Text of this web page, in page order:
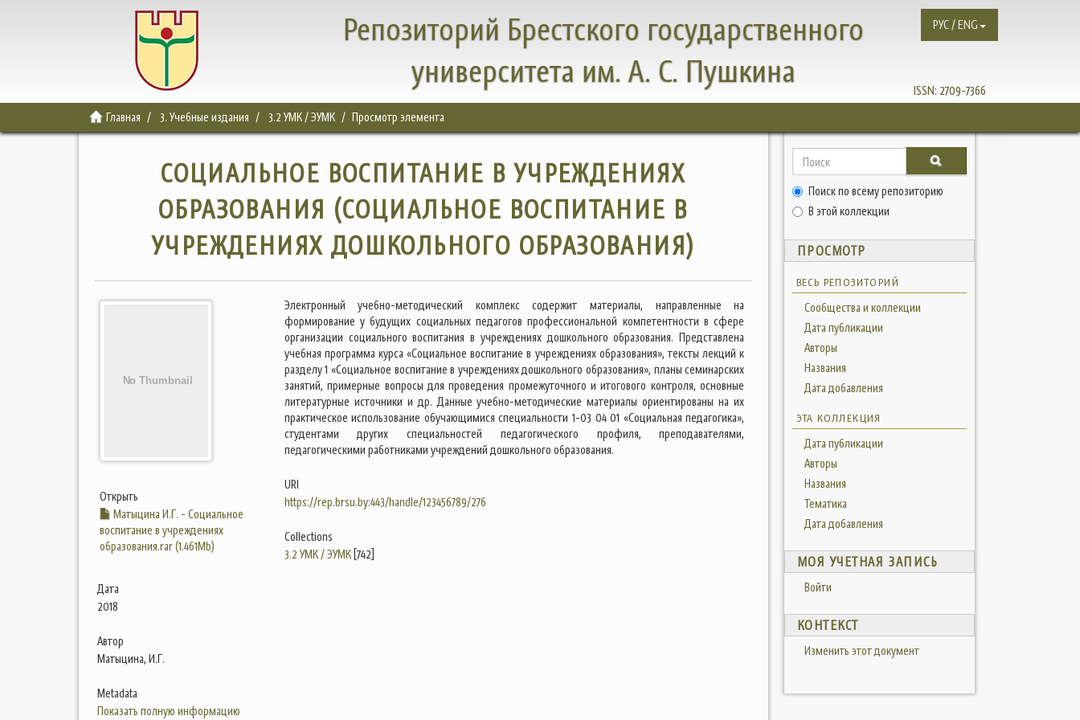
Репозиторий Брестского государственного
университета им. А. С. Пушкина
ISSN: 2709-7366
РУС / ENG
Главная 3. Учебные издания 3.2 УМК / ЭУМК Просмотр элемента
СОЦИАЛЬНОЕ ВОСПИТАНИЕ В УЧРЕЖДЕНИЯХ
ОБРАЗОВАНИЯ (СОЦИАЛЬНОЕ ВОСПИТАНИЕ В
УЧРЕЖДЕНИЯХ ДОШКОЛЬНОГО ОБРАЗОВАНИЯ)
Открыть
Матыцина И.Г. - Социальное
воспитание в учреждениях
образования.rar (1.461Mb)
Дата
2018
Автор
Матыцина, И.Г.
Metadata
Показать полную информацию
Электронный учебно-методический комплекс содержит материалы, направленные на
формирование у будущих социальных педагогов профессиональной компетентности в сфере
организации социального воспитания в учреждениях дошкольного образования. Представлена
учебная программа курса «Социальное воспитание в учреждениях образования», тексты лекций к
разделу 1 «Социальное воспитание в учреждениях дошкольного образования», планы семинарских
занятий, примерные вопросы для проведения промежуточного и итогового контроля, основные
литературные источники и др. Данные учебно-методические материалы ориентированы на их
практическое использование обучающимися специальности 1-03 04 01 «Социальная педагогика»,
студентами других специальностей педагогического профиля, преподавателями,
педагогическими работниками учреждений дошкольного образования.
URI
https://rep.brsu.by:443/handle/123456789/276
Collections
3.2 УМК / ЭУМК[742]
Поиск по всему репозиторию
В этой коллекции
ПРОСМОТР
ВЕСЬ РЕПОЗИТОРИЙ
Сообщества и коллекции
Дата публикации
Авторы
Названия
Дата добавления
ЭТА КОЛЛЕКЦИЯ
Дата публикации
Авторы
Названия
Тематика
Дата добавления
МОЯ УЧЕТНАЯ ЗАПИСЬ
Войти
КОНТЕКСТ
Изменить этот документ